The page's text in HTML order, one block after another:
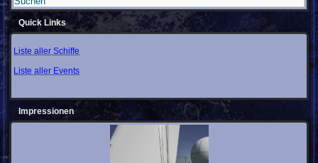
Quick Links
Liste aller Schiffe
Liste aller Events
Impressionen